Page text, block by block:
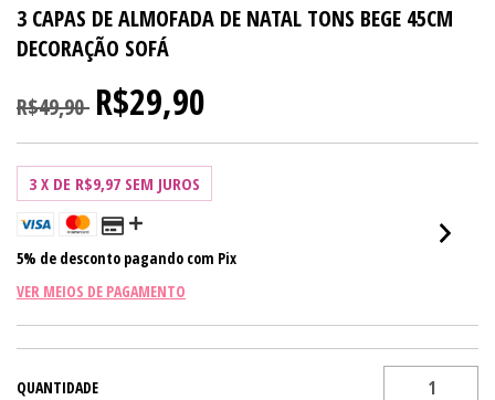
3 CAPAS DE ALMOFADA DE NATAL TONS BEGE 45CM
DECORAÇÃO SOFÁ
R$49,90 R$29,90
3 X DE R$9,97 SEM JUROS
5% de desconto pagando com Pix
VER MEIOS DE PAGAMENTO
QUANTIDADE